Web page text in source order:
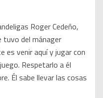
Roger Cedeño,
tuvo del mánager
es venir aquí y jugar con
Respetarlo a él
Él sabe llevar las cosas